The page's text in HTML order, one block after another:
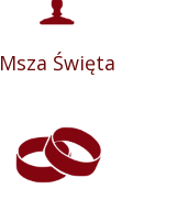
Msza Święta